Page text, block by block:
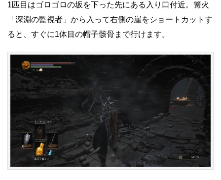
1匹目はゴロゴロの坂を下った先にある入り口付近。篝火
「深淵の監視者」から入って右側の崖をショートカットす
ると、すぐに1体目の帽子骸骨まで行けます。